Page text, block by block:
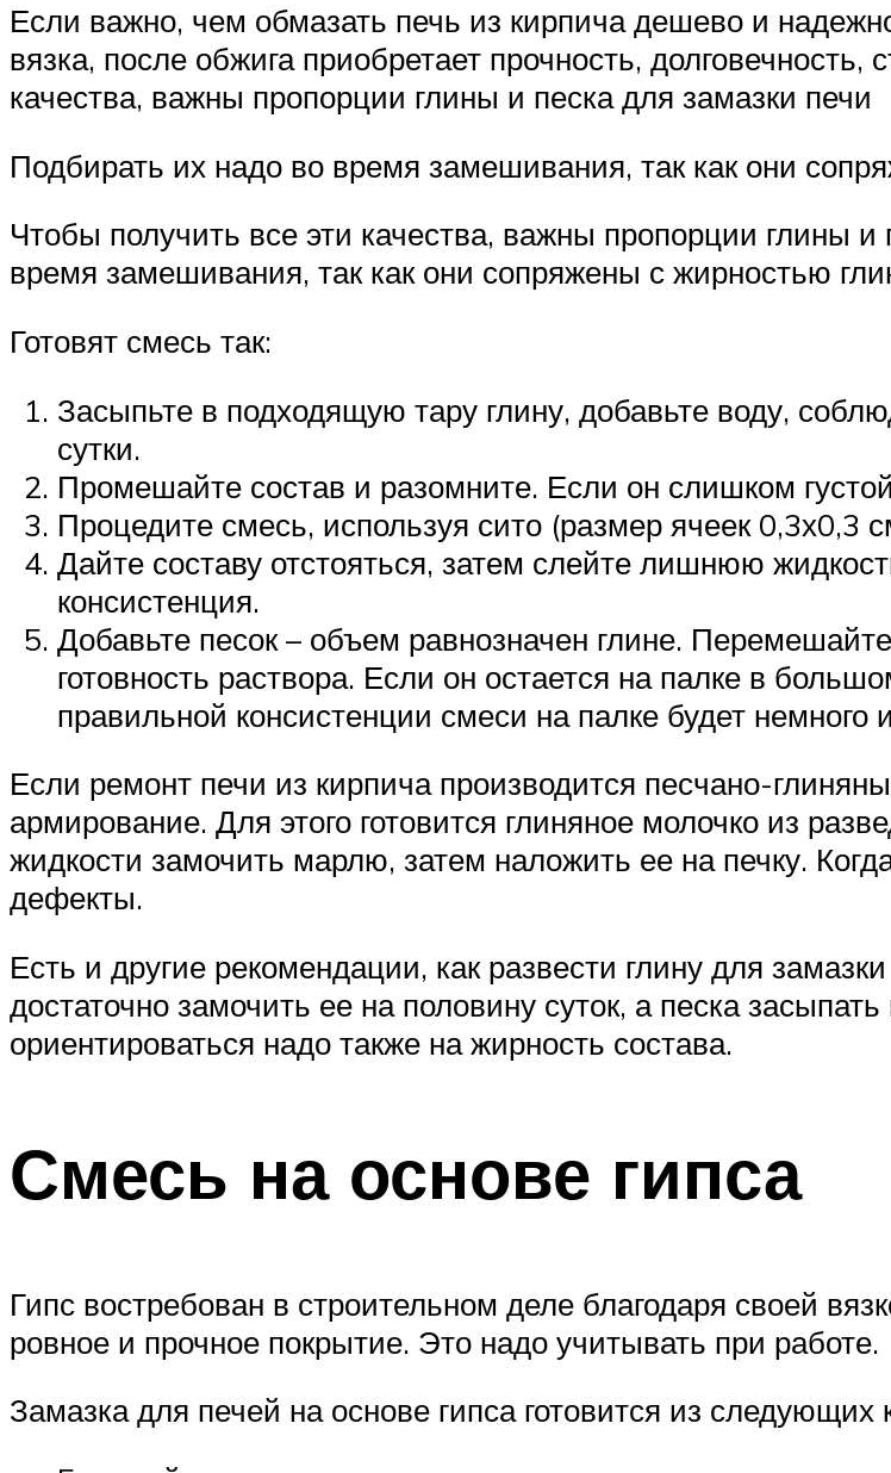
Если важно, чем обмазать печь из кирпича дешево и
вязка, после обжига приобретает прочность,
качества, важны пропорции глины и песка для замазки печи
Подбирать их надо во время замешивания, так как они
Чтобы получить все эти качества, важны пропорции глины
время замешивания, так как они сопряжены с жирностью
Готовят смесь так:
Засыпьте в подходящую тару глину, добавьте воду,
сутки.
Промешайте состав и разомните. Если он слишком
Процедите смесь, используя сито (размер ячеек 0,3х0,3
Дайте составу отстояться, затем слейте лишнюю
консистенция.
Добавьте песок – объем равнозначен глине.
готовность раствора. Если он остается на палке в
правильной консистенции смеси на палке будет немного
Если ремонт печи из кирпича производится песчано-
армирование. Для этого готовится глиняное молочко из
жидкости замочить марлю, затем наложить ее на печку.
дефекты.
Есть и другие рекомендации, как развести глину для
достаточно замочить ее на половину суток, а песка
ориентироваться надо также на жирность состава.
Смесь на основе гипса
Гипс востребован в строительном деле благодаря своей
ровное и прочное покрытие. Это надо учитывать при работе.
Замазка для печей на основе гипса готовится из